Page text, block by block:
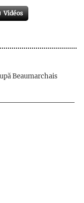
Vidéos
Beaumarchais